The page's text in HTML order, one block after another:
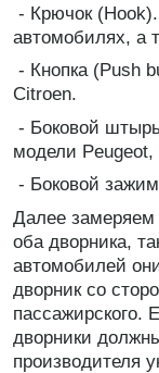
- Крючок
автомобилях, а
- Кнопка (Push
Citroen.
- Боковой
модели
- Боковой
Далее
оба дворника,
автомобилей
дворник со
пассажирского.
дворники
производителя